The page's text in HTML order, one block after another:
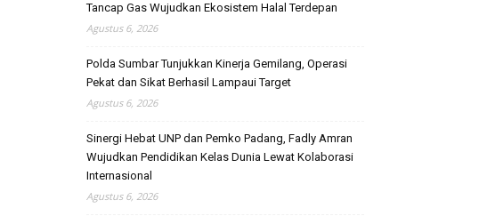
Tancap Gas Wujudkan Ekosistem Halal Terdepan
Agustus 6, 2026
Polda Sumbar Tunjukkan Kinerja Gemilang, Operasi
Pekat dan Sikat Berhasil Lampaui Target
Agustus 6, 2026
Sinergi Hebat UNP dan Pemko Padang, Fadly Amran
Wujudkan Pendidikan Kelas Dunia Lewat Kolaborasi
Internasional
Agustus 6, 2026